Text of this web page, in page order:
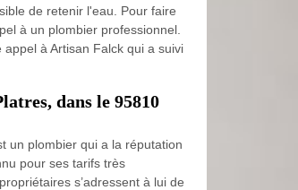
de retenir l'eau. Pour faire
à un plombier professionnel.
à Artisan Falck qui a suivi
dans le 95810
un plombier qui a la réputation
pour ses tarifs très
s’adressent à lui de